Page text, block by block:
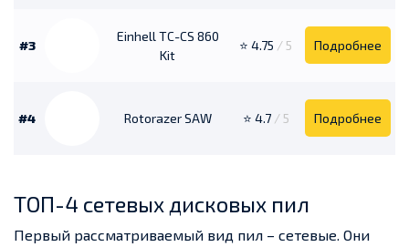
#3
Einhell TC-CS 860
Kit
⭐ 4.75 / 5 Подробнее
#4 Rotorazer SAW ⭐ 4.7/ 5 Подробнее
ТОП-4 сетевых дисковых пил
Первый рассматриваемый вид пил – сетевые. Они